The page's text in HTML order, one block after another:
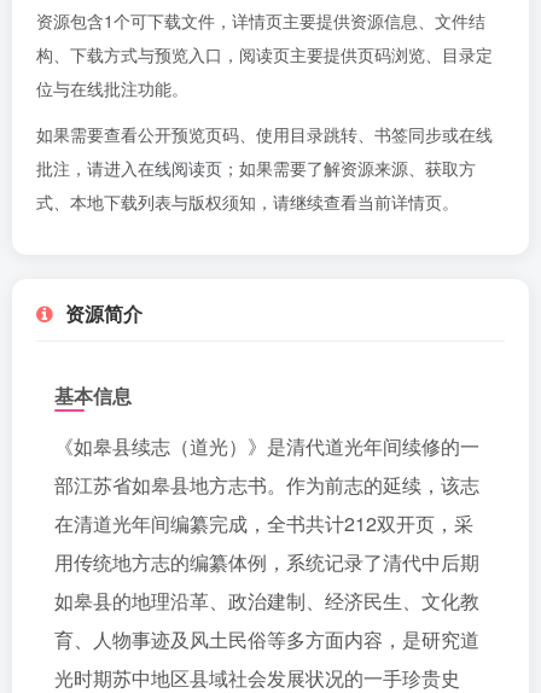
资源包含1个可下载文件，详情页主要提供资源信息、文件结
构、下载方式与预览入口，阅读页主要提供页码浏览、目录定
位与在线批注功能。
如果需要查看公开预览页码、使用目录跳转、书签同步或在线
批注，请进入在线阅读页 ；如果需要了解资源来源、获取方
式、本地下载列表与版权须知，请继续查看当前详情页。
资源简介
基本信息
《如皋县续志（道光）》是清代道光年间续修的一
部江苏省如皋县地方志书。作为前志的延续，该志
在清道光年间编纂完成，全书共计212双开页，采
用传统地方志的编纂体例，系统记录了清代中后期
如皋县的地理沿革、政治建制、经济民生、文化教
育、人物事迹及风土民俗等多方面内容，是研究道
光时期苏中地区县域社会发展状况的一手珍贵史